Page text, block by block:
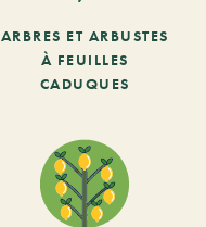
ARBRES ET ARBUSTES
À FEUILLES
CADUQUES